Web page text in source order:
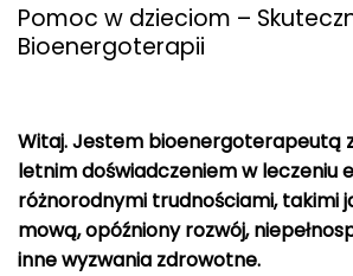
Pomoc w dzieciom –
Bioenergoterapii
Witaj. Jestem bioenergoterapeutą
letnim doświadczeniem w leczeniu
różnorodnymi trudnościami, takimi
mową, opóźniony rozwój,
inne wyzwania zdrowotne.